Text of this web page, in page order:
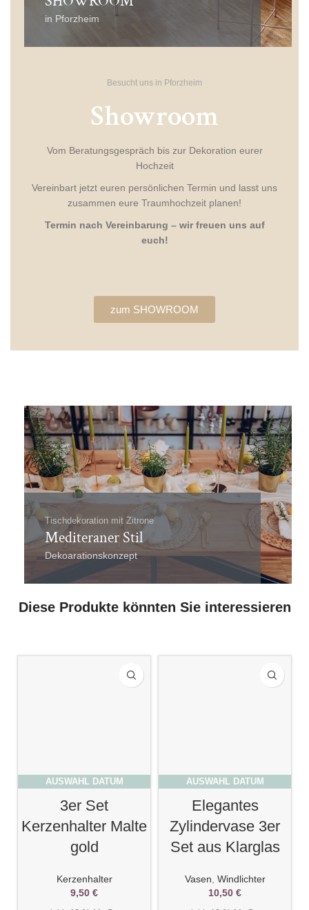
in Pforzheim
Besucht uns in Pforzheim
Showroom
Vom Beratungsgespräch bis zur Dekoration eurer
Hochzeit
Vereinbart jetzt euren persönlichen Termin und lasst uns
zusammen eure Traumhochzeit planen!
Termin nach Vereinbarung – wir freuen uns auf
euch!
zum SHOWROOM
Tischdekoration mit Zitrone
Mediteraner Stil
Dekoarationskonzept
Diese Produkte könnten Sie interessieren
AUSWAHL DATUM
3er Set
Kerzenhalter Malte
gold
Kerzenhalter
9,50 €
AUSWAHL DATUM
Elegantes
Zylindervase 3er
Set aus Klarglas
Vasen Windlichter
10,50 €